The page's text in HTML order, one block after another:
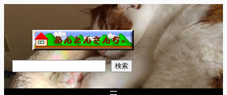
を
ス
キ
ッ
プ
索
検索